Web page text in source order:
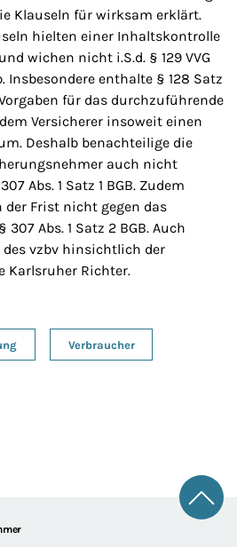
Klauseln für wirksam erklärt.
hielten einer Inhaltskontrolle
wichen nicht i.S.d. § 129 VVG
Insbesondere enthalte § 128 Satz
für das durchzuführende
Versicherer insoweit einen
Deshalb benachteilige die
auch nicht
Abs. 1 Satz 1 BGB. Zudem
der Frist nicht gegen das
Abs. 1 Satz 2 BGB. Auch
vzbv hinsichtlich der
Karlsruher Richter.
Verbraucher